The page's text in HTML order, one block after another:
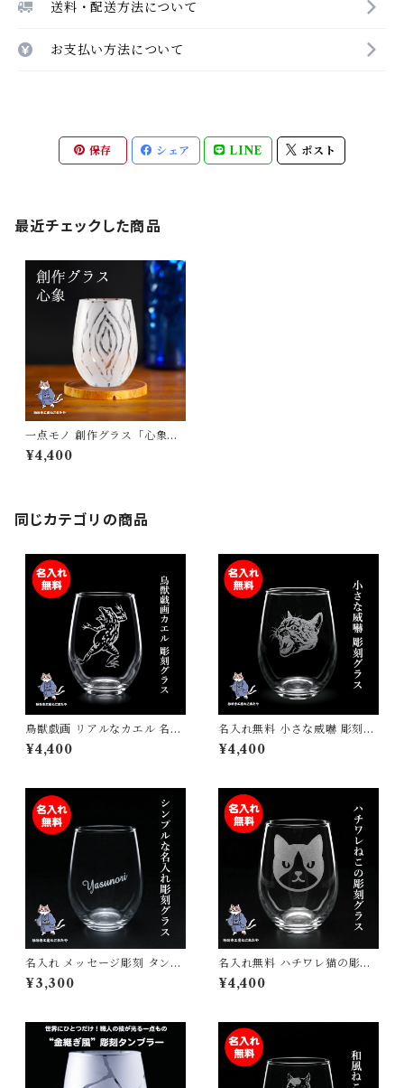
送料・配送方法について
お支払い方法について
保存 シェア LINE ポスト
最近チェックした商品
一点モノ 創作グラス「心象」
手書き 彫刻
¥4,400
同じカテゴリの商品
鳥獣戯画 リアルなカエル 名入
れグラス 手仕事で仕上げる彫
刻 砂吹き工房ねこまたや 記念
¥4,400
名入れ無料 小さな威嚇 彫刻グ
ラス 猫 猫好きへのプレゼント
砂吹き工房ねこまたや 記念日
¥4,400
名入れ メッセージ彫刻 タンブ
ラー グラス サンドブラスト仕
上げ 325ml ギフトラッピング
¥3,300
名入れ無料 ハチワレ猫の彫刻
タンブラー 日本製 ギフト グラ
ス 325ml プレゼント 国産 記
¥4,400